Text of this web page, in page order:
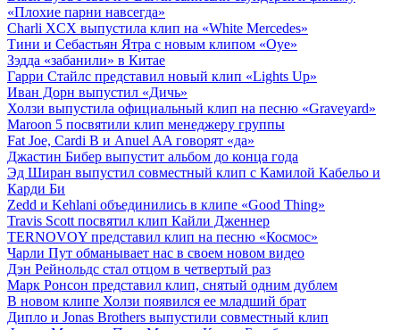
«Плохие парни навсегда»
Charli XCX выпустила клип на «White Mercedes»
Тини и Себастьян Ятра с новым клипом «Oye»
Зэдда «забанили» в Китае
Гарри Стайлс представил новый клип «Lights Up»
Иван Дорн выпустил «Дичь»
Холзи выпустила официальный клип на песню «Graveyard»
Maroon 5 посвятили клип менеджеру группы
Fat Joe, Cardi B и Anuel AA говорят «да»
Джастин Бибер выпустит альбом до конца года
Эд Ширан выпустил совместный клип с Камилой Кабельо и
Карди Би
Zedd и Kehlani объединились в клипе «Good Thing»
Travis Scott посвятил клип Кайли Дженнер
TERNOVOY представил клип на песню «Космос»
Чарли Пут обманывает нас в своем новом видео
Дэн Рейнольдс стал отцом в четвертый раз
Марк Ронсон представил клип, снятый одним дублем
В новом клипе Холзи появился ее младший брат
Дипло и Jonas Brothers выпустили совместный клип